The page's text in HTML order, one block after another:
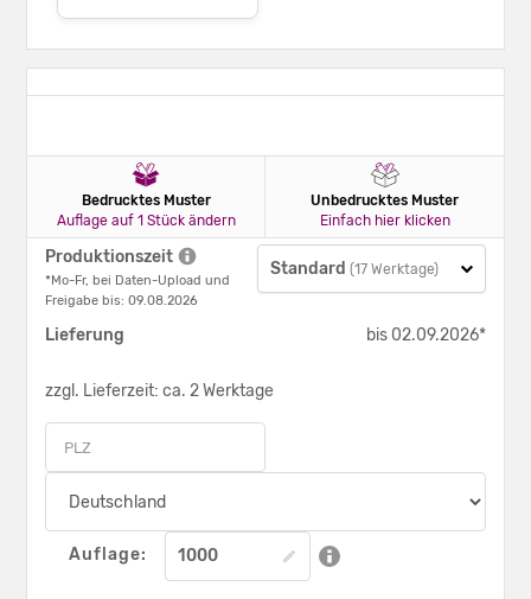
Bedrucktes Muster
Auflage auf 1 Stück ändern
Unbedrucktes Muster
Einfach hier klicken
Produktionszeit
*Mo-Fr, bei Daten-Upload und
Freigabe bis: 09.08.2026
Standard (17 Werktage)
Lieferung bis 02.09.2026*
zzgl. Lieferzeit: ca. 2 Werktage
Auflage: